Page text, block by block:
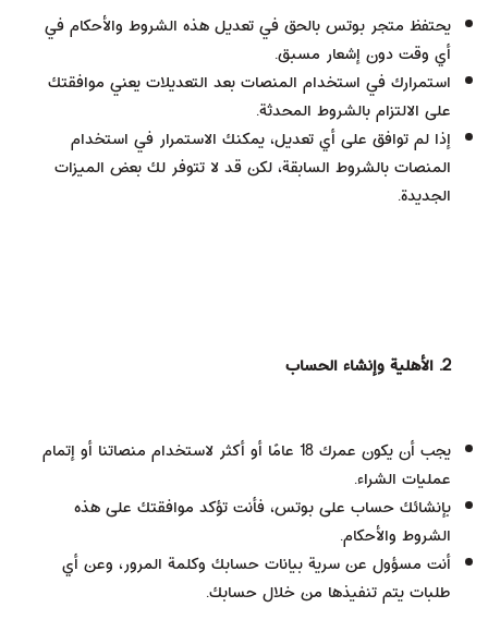
يحتفظ متجر بوتس بالحق في تعديل هذه الشروط والأحكام في
أي وقت دون إشعار مسبق.
استمرارك في استخدام المنصات بعد التعديلات يعني موافقتك
على الالتزام بالشروط المحدثة.
إذا لم توافق على أي تعديل، يمكنك الاستمرار في استخدام
المنصات بالشروط السابقة، لكن قد لا تتوفر لك بعض الميزات
الجديدة.
2. الأهلية وإنشاء الحساب
يجب أن يكون عمرك 18 عامًا أو أكثر لاستخدام منصاتنا أو إتمام
عمليات الشراء.
بإنشائك حساب على بوتس، فأنت تؤكد موافقتك على هذه
الشروط والأحكام.
أنت مسؤول عن سرية بيانات حسابك وكلمة المرور، وعن أي
طلبات يتم تنفيذها من خلال حسابك.